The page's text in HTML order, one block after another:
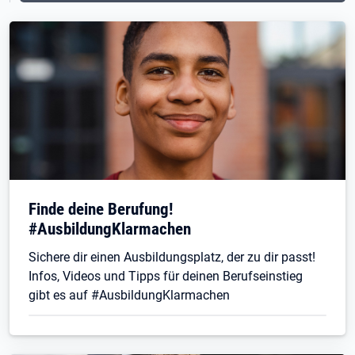
Finde deine Berufung!
#AusbildungKlarmachen
Sichere dir einen Ausbildungsplatz, der zu dir passt!
Infos, Videos und Tipps für deinen Berufseinstieg
gibt es auf #AusbildungKlarmachen